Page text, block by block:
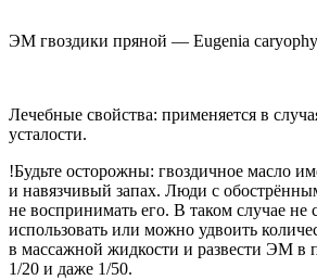
ЭМ гвоздики пряной — Eugenia
Лечебные свойства: применяется в
усталости.
!Будьте осторожны: гвоздичное масло
и навязчивый запах. Люди с
не воспринимать его. В таком случае не
использовать или можно удвоить
в массажной жидкости и развести ЭМ в
1/20 и даже 1/50.